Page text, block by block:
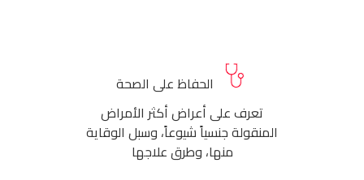
الحفاظ على الصحة
تعرف على أعراض أكثر الأمراض
المنقولة جنسياً شيوعاً، وسبل الوقاية
منها، وطرق علاجها